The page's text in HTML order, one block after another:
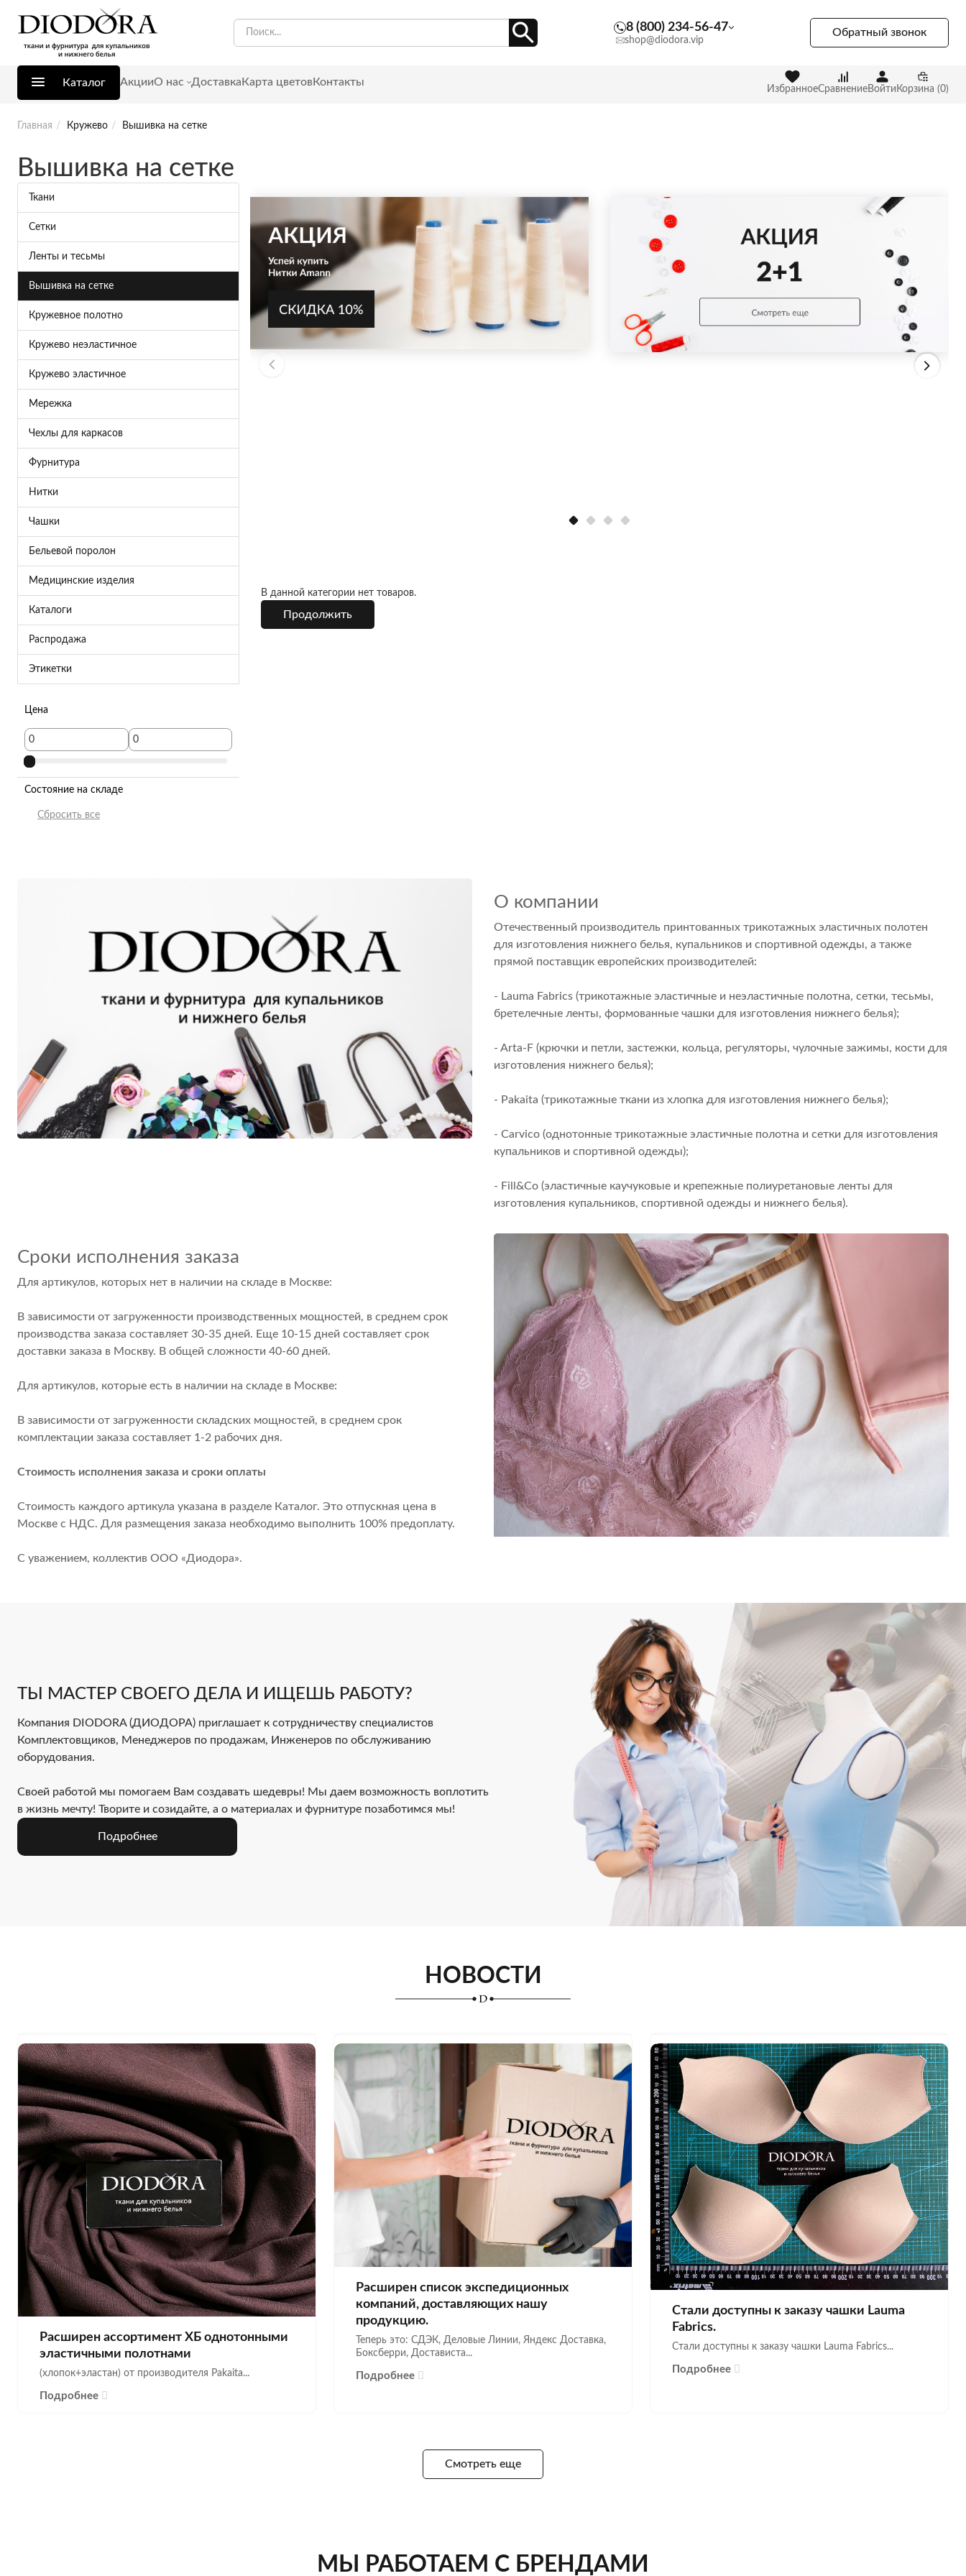
8 (800) 234-56-47
shop@diodora.vip
Обратный звонок
Каталог АкцииО нас Доставка Карта цветовКонтакты
ИзбранноеСравнениеВойти Корзина (0)
Главная Кружево Вышивка на сетке
Вышивка на сетке
Ткани
Сетки
Ленты и тесьмы
Вышивка на сетке
Кружевное полотно
Кружево неэластичное
Кружево эластичное
Мережка
Чехлы для каркасов
Фурнитура
Нитки
Чашки
Бельевой поролон
Медицинские изделия
Каталоги
Распродажа
Этикетки
Цена
Состояние на складе
В наличии
В данной категории нет товаров.
Продолжить
О компании
Отечественный производитель принтованных трикотажных эластичных полотен
для изготовления нижнего белья, купальников и спортивной одежды, а также
прямой поставщик европейских производителей:
- Lauma Fabrics (трикотажные эластичные и неэластичные полотна, сетки, тесьмы,
бретелечные ленты, формованные чашки для изготовления нижнего белья);
- Arta-F (крючки и петли, застежки, кольца, регуляторы, чулочные зажимы, кости для
изготовления нижнего белья);
- Pakaita (трикотажные ткани из хлопка для изготовления нижнего белья);
- Carvico (однотонные трикотажные эластичные полотна и сетки для изготовления
купальников и спортивной одежды);
- Fill&Co (эластичные каучуковые и крепежные полиуретановые ленты для
изготовления купальников, спортивной одежды и нижнего белья).
Сроки исполнения заказа
Для артикулов, которых нет в наличии на складе в Москве:
В зависимости от загруженности производственных мощностей, в среднем срок
производства заказа составляет 30-35 дней. Еще 10-15 дней составляет срок
доставки заказа в Москву. В общей сложности 40-60 дней.
Для артикулов, которые есть в наличии на складе в Москве:
В зависимости от загруженности складских мощностей, в среднем срок
комплектации заказа составляет 1-2 рабочих дня.
Стоимость исполнения заказа и сроки оплаты
Стоимость каждого артикула указана в разделе Каталог. Это отпускная цена в
Москве с НДС. Для размещения заказа необходимо выполнить 100% предоплату.
С уважением, коллектив ООО «Диодора».
ТЫ МАСТЕР СВОЕГО ДЕЛА И ИЩЕШЬ РАБОТУ?
Компания DIODORA (ДИОДОРА) приглашает к сотрудничеству специалистов
Комплектовщиков, Менеджеров по продажам, Инженеров по обслуживанию
оборудования.
Своей работой мы помогаем Вам создавать шедевры! Мы даем возможность воплотить
в жизнь мечту! Творите и созидайте, а о материалах и фурнитуре позаботимся мы!
Подробнее
НОВОСТИ
Расширен ассортимент ХБ однотонными
эластичными полотнами
(хлопок+эластан) от производителя Pakaita...
Подробнее
Расширен список экспедиционных
компаний, доставляющих нашу
продукцию.
Теперь это: СДЭК, Деловые Линии, Яндекс Доставка,
Боксберри, Достависта...
Подробнее
Стали доступны к заказу чашки Lauma
Fabrics.
Стали доступны к заказу чашки Lauma Fabrics...
Подробнее
Смотреть еще
МЫ РАБОТАЕМ С БРЕНДАМИ